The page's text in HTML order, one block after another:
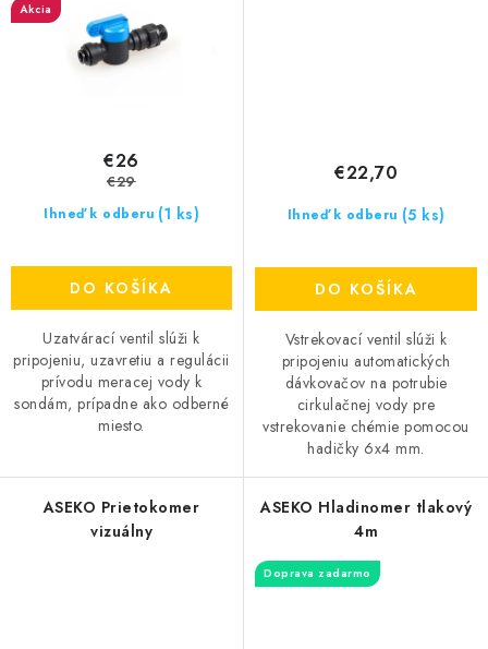
Akcia
Ihneď k odberu (1 ks)
€26
€29
DO KOŠÍKA
Uzatvárací ventil slúži k
pripojeniu, uzavretiu a regulácii
prívodu meracej vody k
sondám, prípadne ako odberné
miesto.
Ihneď k odberu (5 ks)
€22,70
DO KOŠÍKA
Vstrekovací ventil slúži k
pripojeniu automatických
dávkovačov na potrubie
cirkulačnej vody pre
vstrekovanie chémie pomocou
hadičky 6x4 mm.
ASEKO Prietokomer
vizuálny
ASEKO Hladinomer tlakový
4m
Doprava zadarmo